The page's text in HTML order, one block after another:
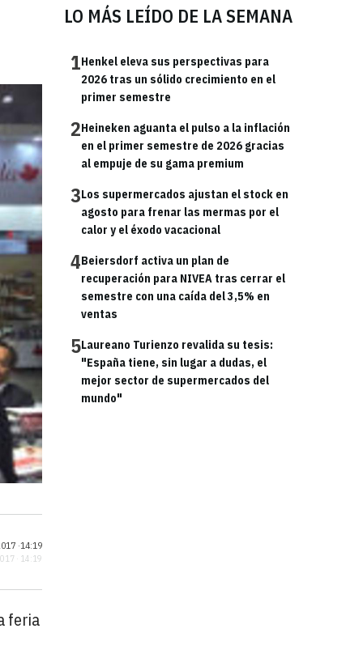
LO MÁS LEÍDO DE LA SEMANA
1Henkel eleva sus perspectivas para
2026 tras un sólido crecimiento en el
primer semestre
2Heineken aguanta el pulso a la inflación
en el primer semestre de 2026 gracias
al empuje de su gama premium
3Los supermercados ajustan el stock en
agosto para frenar las mermas por el
calor y el éxodo vacacional
4Beiersdorf activa un plan de
recuperación para NIVEA tras cerrar el
semestre con una caída del 3,5% en
ventas
5Laureano Turienzo revalida su tesis:
"España tiene, sin lugar a dudas, el
mejor sector de supermercados del
mundo"
·14:19
· 14:19
feria